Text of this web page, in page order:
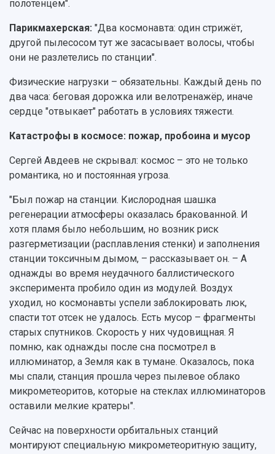
полотенцем".
Парикмахерская: "Два космонавта: один стрижёт,
другой пылесосом тут же засасывает волосы, чтобы
они не разлетелись по станции".
Физические нагрузки – обязательны. Каждый день по
два часа: беговая дорожка или велотренажёр, иначе
сердце "отвыкает" работать в условиях тяжести.
Катастрофы в космосе: пожар, пробоина и мусор
Сергей Авдеев не скрывал: космос – это не только
романтика, но и постоянная угроза.
"Был пожар на станции. Кислородная шашка
регенерации атмосферы оказалась бракованной. И
хотя пламя было небольшим, но возник риск
разгерметизации (расплавления стенки) и заполнения
станции токсичным дымом, – рассказывает он. – А
однажды во время неудачного баллистического
эксперимента пробило один из модулей. Воздух
уходил, но космонавты успели заблокировать люк,
спасти тот отсек не удалось. Есть мусор – фрагменты
старых спутников. Скорость у них чудовищная. Я
помню, как однажды после сна посмотрел в
иллюминатор, а Земля как в тумане. Оказалось, пока
мы спали, станция прошла через пылевое облако
микрометеоритов, которые на стеклах иллюминаторов
оставили мелкие кратеры".
Сейчас на поверхности орбитальных станций
монтируют специальную микрометеоритную защиту,